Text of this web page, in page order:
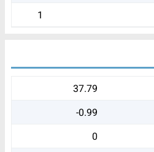
1
37.79
-0.99
0